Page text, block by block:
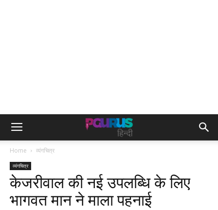
Home व्यंगचित्र
व्यंगचित्र
केजरीवाल की नई उपलब्धि के लिए
भागवत मान ने माला पहनाई